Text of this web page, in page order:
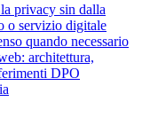
privacy sin dalla
o servizio digitale
quando necessario
architettura,
DPO